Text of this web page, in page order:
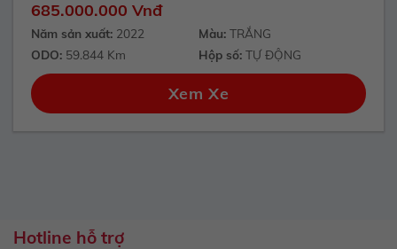
685.000.000 Vnđ
Năm sản xuất:2022 Màu: TRẮNG
ODO:59.844 Km Hộp số: TỰ ĐỘNG
Xem Xe
Hotline hỗ trợ